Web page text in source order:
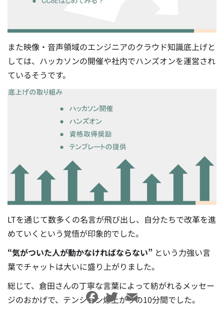
また映像・音声領域のエンジニアのクラウド知識底上げと
しては、ハッカソンの開催や社内でハンズオンを運営され
ているそうです。
LTを通じて数多くの名言が飛び出し、自分たちで改革を進
めていくという覚悟が印象的でした。
“気がついた人が動かなければならない” という力強い言
葉でチャットは大いに盛り上がりました。
総じて、倉田さんの丁寧な言葉によって紡がれるメッセー
ジのおかげで、テンション爆上がりの10分間でした。
FacebookTwitter Email